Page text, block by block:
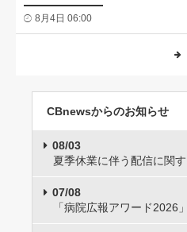
8月4日 06:00
CBnewsからのお知らせ
08/03
夏季休業に伴う配信に関
07/08
「病院広報アワード2026